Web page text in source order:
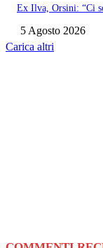
Ex Ilva, Orsini: “Ci
5 Agosto 2026
Carica altri